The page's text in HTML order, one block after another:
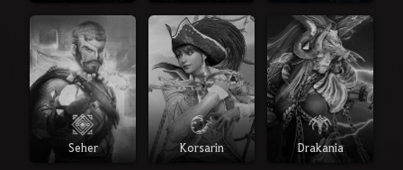
Seher Korsarin Drakania